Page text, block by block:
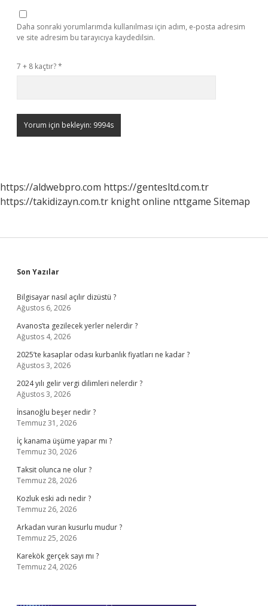
Daha sonraki yorumlarımda kullanılması için adım, e-posta adresim
ve site adresim bu tarayıcıya kaydedilsin.
7 + 8 kaçtır?*
https://aldwebpro.com https://gentesltd.com.tr
https://takidizayn.com.tr knight online nttgame Sitemap
Sidebar
Son Yazılar
Bilgisayar nasıl açılır dizüstü ?
Ağustos 6, 2026
Avanos’ta gezilecek yerler nelerdir ?
Ağustos 4, 2026
2025’te kasaplar odası kurbanlık fiyatları ne kadar ?
Ağustos 3, 2026
2024 yılı gelir vergi dilimleri nelerdir ?
Ağustos 3, 2026
İnsanoğlu beşer nedir ?
Temmuz 31, 2026
İç kanama üşüme yapar mı ?
Temmuz 30, 2026
Taksit olunca ne olur ?
Temmuz 28, 2026
Kozluk eski adı nedir ?
Temmuz 26, 2026
Arkadan vuran kusurlu mudur ?
Temmuz 25, 2026
Karekök gerçek sayı mı ?
Temmuz 24, 2026